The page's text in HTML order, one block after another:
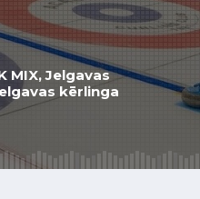
MIX, Jelgavas
kērlinga